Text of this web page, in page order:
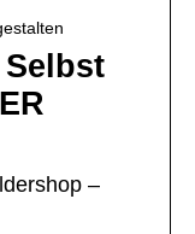
–